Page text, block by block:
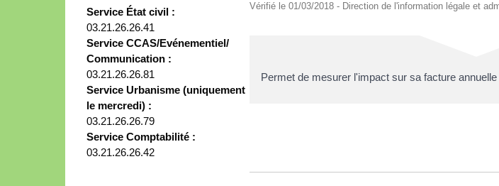
Service État civil :
03.21.26.26.41
Service CCAS/Evénementiel/
Communication :
03.21.26.26.81
Service Urbanisme (uniquement
le mercredi) :
03.21.26.26.79
Service Comptabilité :
03.21.26.26.42
Vérifié le 01/03/2018 - Direction de l'information légale et
Permet de mesurer l'impact sur sa facture